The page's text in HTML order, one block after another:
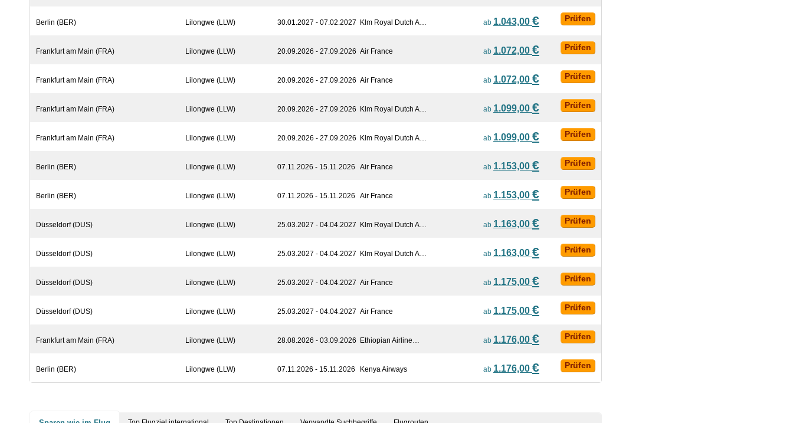
Berlin (BER) Lilongwe (LLW) 30.01.2027 - 07.02.2027 Klm Royal Dutch A… ab 1.043,00 € Prüfen
Frankfurt am Main (FRA) Lilongwe (LLW) 20.09.2026 - 27.09.2026 Air France ab 1.072,00 € Prüfen
Frankfurt am Main (FRA) Lilongwe (LLW) 20.09.2026 - 27.09.2026 Air France ab 1.072,00 € Prüfen
Frankfurt am Main (FRA) Lilongwe (LLW) 20.09.2026 - 27.09.2026 Klm Royal Dutch A… ab 1.099,00 € Prüfen
Frankfurt am Main (FRA) Lilongwe (LLW) 20.09.2026 - 27.09.2026 Klm Royal Dutch A… ab 1.099,00 € Prüfen
Berlin (BER) Lilongwe (LLW) 07.11.2026 - 15.11.2026 Air France ab 1.153,00 € Prüfen
Berlin (BER) Lilongwe (LLW) 07.11.2026 - 15.11.2026 Air France ab 1.153,00 € Prüfen
Düsseldorf (DUS) Lilongwe (LLW) 25.03.2027 - 04.04.2027 Klm Royal Dutch A… ab 1.163,00 € Prüfen
Düsseldorf (DUS) Lilongwe (LLW) 25.03.2027 - 04.04.2027 Klm Royal Dutch A… ab 1.163,00 € Prüfen
Düsseldorf (DUS) Lilongwe (LLW) 25.03.2027 - 04.04.2027 Air France ab 1.175,00 € Prüfen
Düsseldorf (DUS) Lilongwe (LLW) 25.03.2027 - 04.04.2027 Air France ab 1.175,00 € Prüfen
Frankfurt am Main (FRA) Lilongwe (LLW) 28.08.2026 - 03.09.2026 Ethiopian Airline… ab 1.176,00 € Prüfen
Berlin (BER) Lilongwe (LLW) 07.11.2026 - 15.11.2026 Kenya Airways ab 1.176,00 € Prüfen